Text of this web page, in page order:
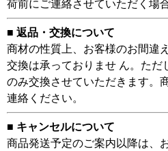
荷前にご連絡させていただく場
■ 返品・交換について
商材の性質上、お客様のお間違
交換は承っておりませ ん。ただ
のみ交換させていただきます。
連絡ください。
■ キャンセルについて
商品発送予定のご案内以降は、